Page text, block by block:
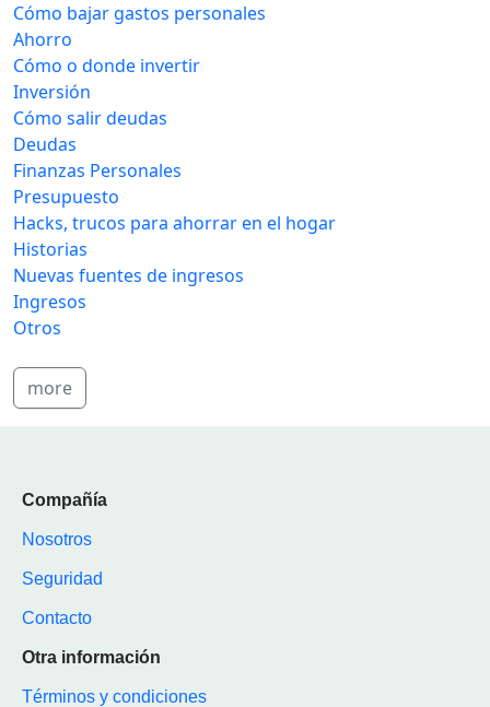
Cómo bajar gastos personales
Ahorro
Cómo o donde invertir
Inversión
Cómo salir deudas
Deudas
Finanzas Personales
Presupuesto
Hacks, trucos para ahorrar en el hogar
Historias
Nuevas fuentes de ingresos
Ingresos
Otros
more
Compañía
Nosotros
Seguridad
Contacto
Otra información
Términos y condiciones